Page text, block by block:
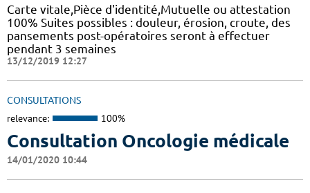
Carte vitale,Pièce d'identité,Mutuelle ou attestation
100% Suites possibles : douleur, érosion, croute, des
pansements post-opératoires seront à effectuer
pendant 3 semaines
13/12/2019 12:27
CONSULTATIONS
relevance: 100%
Consultation Oncologie médicale
14/01/2020 10:44